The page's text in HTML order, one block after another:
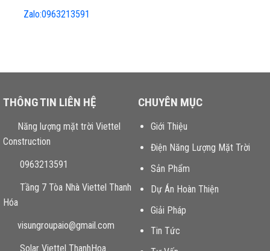
Zalo:0963213591
THÔNG TIN LIÊN HỆ
Năng lượng mặt trời Viettel
Construction
0963213591
Tầng 7 Tòa Nhà Viettel Thanh
Hóa
visungroupaio@gmail.com
Solar Viettel ThanhHoa
CHUYÊN MỤC
Giới Thiệu
Điện Năng Lượng Mặt Trời
Sản Phẩm
Dự Án Hoàn Thiện
Giải Pháp
Tin Tức